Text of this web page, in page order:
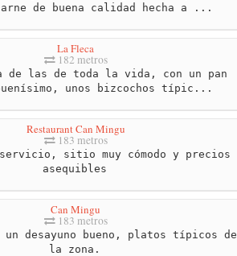
de buena calidad hecha a ...
La Fleca
182 metros
de las de toda la vida, con un pan
unos bizcochos típic...
Restaurant Can Mingu
183 metros
servicio, sitio muy cómodo y precios
asequibles
Can Mingu
183 metros
desayuno bueno, platos típicos de
la zona.